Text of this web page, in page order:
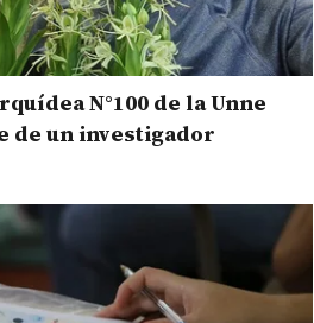
N°100 de la Unne
de un investigador